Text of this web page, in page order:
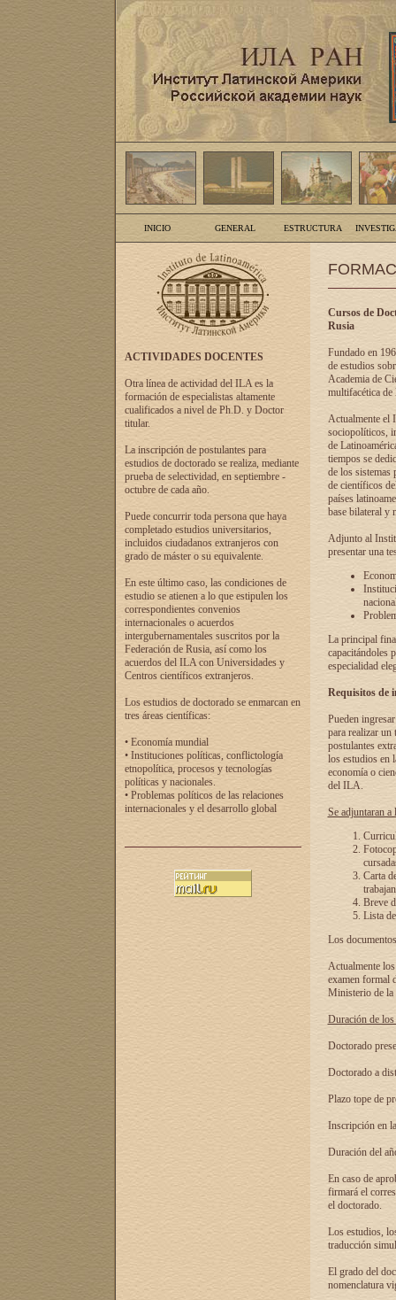
INICIO GENERAL ESTRUCTURA
ACTIVIDADES DOCENTES
Otra línea de actividad del ILA es la
formación de especialistas altamente
cualificados a nivel de Ph.D. y Doctor
titular.
La inscripción de postulantes para
estudios de doctorado se realiza, mediante
prueba de selectividad, en septiembre -
octubre de cada año.
Puede concurrir toda persona que haya
completado estudios universitarios,
incluidos ciudadanos extranjeros con
grado de máster o su equivalente.
En este último caso, las condiciones de
estudio se atienen a lo que estipulen los
correspondientes convenios
internacionales o acuerdos
intergubernamentales suscritos por la
Federación de Rusia, así como los
acuerdos del ILA con Universidades y
Centros científicos extranjeros.
Los estudios de doctorado se enmarcan en
tres áreas científicas:
• Economía mundial
• Instituciones políticas, conflictología
etnopolítica, procesos y tecnologías
políticas y nacionales.
• Problemas políticos de las relaciones
internacionales y el desarrollo global
Cursos de
Rusia
Fundado en
de estudios
Academia de
multifacética de
Actualmente el
sociopolíticos,
de
tiempos se
de los sistemas
de científicos
países
base bilateral y
Adjunto al
presentar una
La principal
capacitándoles
especialidad
Requisitos de
Pueden
para realizar un
postulantes
los estudios en
economía o
del ILA.
Se adjuntaran a
Carta
Breve
Lista
Los
Actualmente
examen formal
Ministerio de la
Duración de
Doctorado
Doctorado a
Plazo tope de
Inscripción en
Duración del
En caso de
firmará el
el doctorado.
Los estudios,
traducción
El grado del
nomenclatura